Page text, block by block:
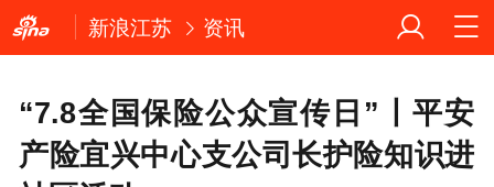
新浪江苏 资讯
“7.8全国保险公众宣传日”丨平安
产险宜兴中心支公司长护险知识进